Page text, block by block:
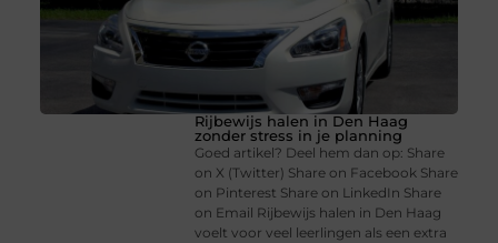
Rijbewijs halen in Den Haag
zonder stress in je planning
Goed artikel? Deel hem dan op: Share
on X (Twitter) Share on Facebook Share
on Pinterest Share on LinkedIn Share
on Email Rijbewijs halen in Den Haag
voelt voor veel leerlingen als een extra